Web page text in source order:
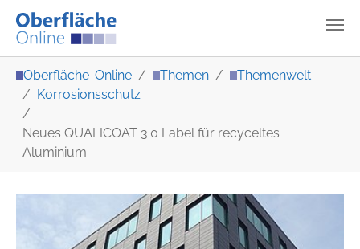
Oberfläche-Online Themen
Themenwelt
Korrosionsschutz
Neues QUALICOAT 3.0 Label für recyceltes
Aluminium